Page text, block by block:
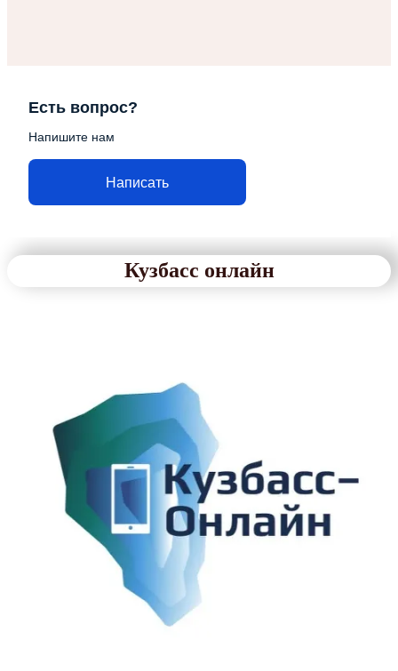
Есть вопрос?
Напишите нам
Написать
Кузбасс онлайн